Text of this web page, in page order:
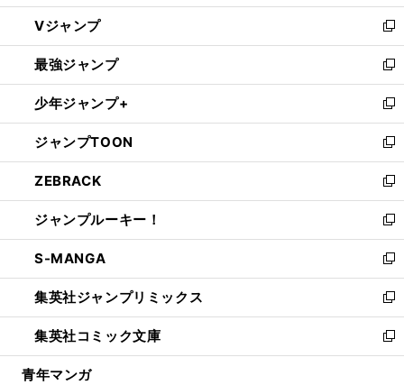
ウ
ィ
ン
ド
ウ
で
開
く
し
い
ウ
ィ
ン
ド
ウ
で
開
く
Vジャンプ
新
し
い
ウ
ィ
ン
ド
ウ
で
開
く
最強ジャンプ
新
し
い
ウ
ィ
ン
ド
ウ
で
開
く
少年ジャンプ+
新
し
い
ウ
ィ
ン
ド
ウ
で
開
く
ジャンプTOON
新
し
い
ウ
ィ
ン
ド
ウ
で
開
く
ZEBRACK
新
し
い
ウ
ィ
ン
ド
ウ
で
開
ジャンプルーキー！
新
し
い
ウ
ィ
ン
ド
ウ
S-MANGA
新
し
い
ウ
ィ
ン
集英社ジャンプリミックス
新
し
い
ウ
集英社コミック文庫
新
し
青年マンガ